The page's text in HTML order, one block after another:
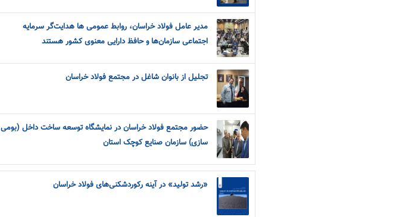
مدیر عامل فولاد خراسان، روابط عمومی ها هدایت‌گر سرمایه
اجتماعی سازمان‌ها و حافظ دارایی معنوی کشور هستند
تجلیل از بانوان شاغل در مجتمع فولاد خراسان
حضور مجتمع فولاد خراسان در نمایشگاه توسعه ساخت داخل (بومی
سازی) سازمان صنایع کوچک استان
«رشد تولید» در آینه رکوردشکنی‌های فولاد خراسان